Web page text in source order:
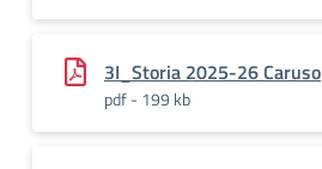
3I_Storia 2025-26 Caruso
pdf - 199 kb